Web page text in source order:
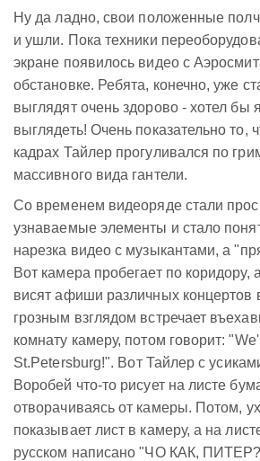
Ну да ладно, свои положенные
и ушли. Пока техники
экране появилось видео с
обстановке. Ребята, конечно, уже
выглядят очень здорово - хотел бы
выглядеть! Очень показательно то,
кадрах Тайлер прогуливался по
массивного вида гантели.
Со временем видеоряде стали
узнаваемые элементы и стало
нарезка видео с музыкантами, а
Вот камера пробегает по коридору,
висят афиши различных концертов
грозным взглядом встречает
комнату камеру, потом говорит:
St.Petersburg!". Вот Тайлер с
Воробей что-то рисует на листе
отворачиваясь от камеры. Потом,
показывает лист в камеру, а на
русском написано "ЧО КАК,